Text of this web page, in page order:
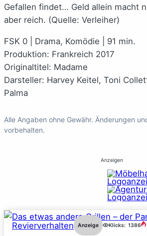
Gefallen findet… Geld allein macht
aber reich. (Quelle: Verleiher)
FSK 0 | Drama, Komödie | 91 min.
Produktion: Frankreich 2017
Originaltitel: Madame
Darsteller: Harvey Keitel, Toni
Palma
Alle Angaben ohne Gewähr. Änderungen
vorbehalten.
Anzeigen
Revierverhalten Anzeige Klicks: 1386